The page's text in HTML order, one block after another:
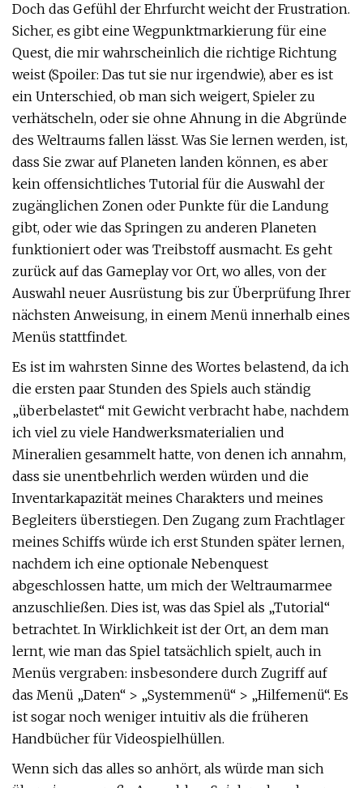
Doch das Gefühl der Ehrfurcht weicht der Frustration.
Sicher, es gibt eine Wegpunktmarkierung für eine
Quest, die mir wahrscheinlich die richtige Richtung
weist (Spoiler: Das tut sie nur irgendwie), aber es ist
ein Unterschied, ob man sich weigert, Spieler zu
verhätscheln, oder sie ohne Ahnung in die Abgründe
des Weltraums fallen lässt. Was Sie lernen werden, ist,
dass Sie zwar auf Planeten landen können, es aber
kein offensichtliches Tutorial für die Auswahl der
zugänglichen Zonen oder Punkte für die Landung
gibt, oder wie das Springen zu anderen Planeten
funktioniert oder was Treibstoff ausmacht. Es geht
zurück auf das Gameplay vor Ort, wo alles, von der
Auswahl neuer Ausrüstung bis zur Überprüfung Ihrer
nächsten Anweisung, in einem Menü innerhalb eines
Menüs stattfindet.
Es ist im wahrsten Sinne des Wortes belastend, da ich
die ersten paar Stunden des Spiels auch ständig
„überbelastet“ mit Gewicht verbracht habe, nachdem
ich viel zu viele Handwerksmaterialien und
Mineralien gesammelt hatte, von denen ich annahm,
dass sie unentbehrlich werden würden und die
Inventarkapazität meines Charakters und meines
Begleiters überstiegen. Den Zugang zum Frachtlager
meines Schiffs würde ich erst Stunden später lernen,
nachdem ich eine optionale Nebenquest
abgeschlossen hatte, um mich der Weltraumarmee
anzuschließen. Dies ist, was das Spiel als „Tutorial“
betrachtet. In Wirklichkeit ist der Ort, an dem man
lernt, wie man das Spiel tatsächlich spielt, auch in
Menüs vergraben: insbesondere durch Zugriff auf
das Menü „Daten“ > „Systemmenü“ > „Hilfemenü“. Es
ist sogar noch weniger intuitiv als die früheren
Handbücher für Videospielhüllen.
Wenn sich das alles so anhört, als würde man sich